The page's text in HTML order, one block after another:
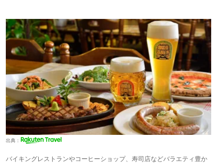
出典：
バイキングレストランやコーヒーショップ、寿司店などバラエティ豊か